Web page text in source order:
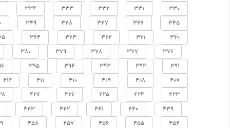
330
331
332
333
334
345
346
347
348
349
360
361
362
363
364
376
377
378
379
380
391
392
393
394
395
407
408
409
410
411
412
423
424
425
426
427
439
440
441
442
443
454
455
456
457
458